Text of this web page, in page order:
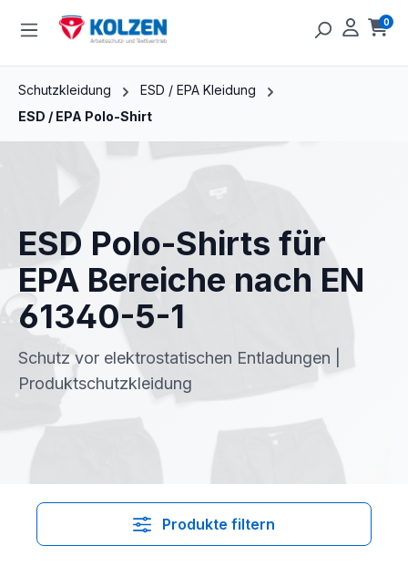
Zum Hauptinhalt springen 0
Schutzkleidung
ESD / EPA Kleidung
ESD / EPA Polo-Shirt
ESD Polo-Shirts für
EPA Bereiche nach EN
61340-5-1
Schutz vor elektrostatischen Entladungen |
Produktschutzkleidung
Produkte filtern